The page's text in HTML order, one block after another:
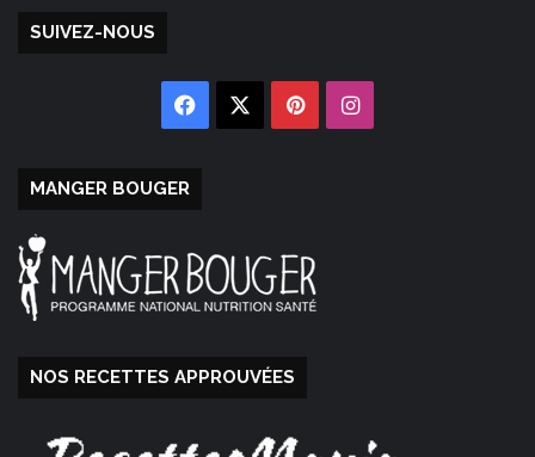
SUIVEZ-NOUS
Facebook PinterestInstagram
MANGER BOUGER
NOS RECETTES APPROUVÉES